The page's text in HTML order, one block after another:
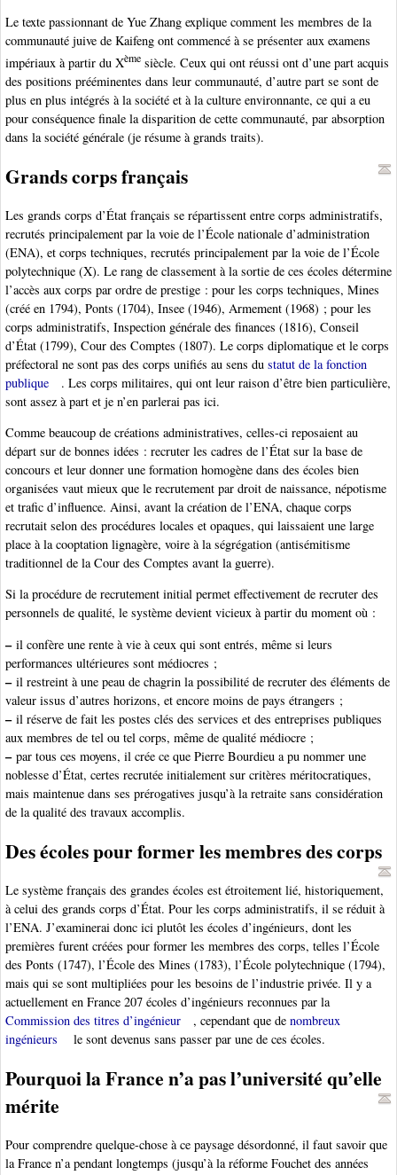
Le texte passionnant de Yue Zhang explique comment les membres de la
communauté juive de Kaifeng ont commencé à se présenter aux examens
impériaux à partir du Xème siècle. Ceux qui ont réussi ont d’une part acquis
des positions prééminentes dans leur communauté, d’autre part se sont de
plus en plus intégrés à la société et à la culture environnante, ce qui a eu
pour conséquence finale la disparition de cette communauté, par absorption
dans la société générale (je résume à grands traits).
Grands corps français
Les grands corps d’État français se répartissent entre corps administratifs,
recrutés principalement par la voie de l’École nationale d’administration
(ENA), et corps techniques, recrutés principalement par la voie de l’École
polytechnique (X). Le rang de classement à la sortie de ces écoles détermine
l’accès aux corps par ordre de prestige : pour les corps techniques, Mines
(créé en 1794), Ponts (1704), Insee (1946), Armement (1968) ; pour les
corps administratifs, Inspection générale des finances (1816), Conseil
d’État (1799), Cour des Comptes (1807). Le corps diplomatique et le corps
préfectoral ne sont pas des corps unifiés au sens du statut de la fonction
publique
. Les corps militaires, qui ont leur raison d’être bien particulière,
sont assez à part et je n’en parlerai pas ici.
Comme beaucoup de créations administratives, celles-ci reposaient au
départ sur de bonnes idées : recruter les cadres de l’État sur la base de
concours et leur donner une formation homogène dans des écoles bien
organisées vaut mieux que le recrutement par droit de naissance, népotisme
et trafic d’influence. Ainsi, avant la création de l’ENA, chaque corps
recrutait selon des procédures locales et opaques, qui laissaient une large
place à la cooptation lignagère, voire à la ségrégation (antisémitisme
traditionnel de la Cour des Comptes avant la guerre).
Si la procédure de recrutement initial permet effectivement de recruter des
personnels de qualité, le système devient vicieux à partir du moment où :
–il confère une rente à vie à ceux qui sont entrés, même si leurs
performances ultérieures sont médiocres ;
–il restreint à une peau de chagrin la possibilité de recruter des éléments de
valeur issus d’autres horizons, et encore moins de pays étrangers ;
–il réserve de fait les postes clés des services et des entreprises publiques
aux membres de tel ou tel corps, même de qualité médiocre ;
–par tous ces moyens, il crée ce que Pierre Bourdieu a pu nommer une
noblesse d’État, certes recrutée initialement sur critères méritocratiques,
mais maintenue dans ses prérogatives jusqu’à la retraite sans considération
de la qualité des travaux accomplis.
Des écoles pour former les membres des corps
Le système français des grandes écoles est étroitement lié, historiquement,
à celui des grands corps d’État. Pour les corps administratifs, il se réduit à
l’ENA. J’examinerai donc ici plutôt les écoles d’ingénieurs, dont les
premières furent créées pour former les membres des corps, telles l’École
des Ponts (1747), l’École des Mines (1783), l’École polytechnique (1794),
mais qui se sont multipliées pour les besoins de l’industrie privée. Il y a
actuellement en France 207 écoles d’ingénieurs reconnues par la
Commission des titres d’ingénieur
, cependant que de nombreux
ingénieurs
le sont devenus sans passer par une de ces écoles.
Pourquoi la France n’a pas l’université qu’elle
mérite
Pour comprendre quelque-chose à ce paysage désordonné, il faut savoir que
la France n’a pendant longtemps (jusqu’à la réforme Fouchet des années